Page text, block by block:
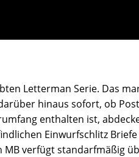
Letterman Serie. Das
hinaus sofort, ob
enthalten ist,
Einwurfschlitz
MB verfügt standarfmäßig